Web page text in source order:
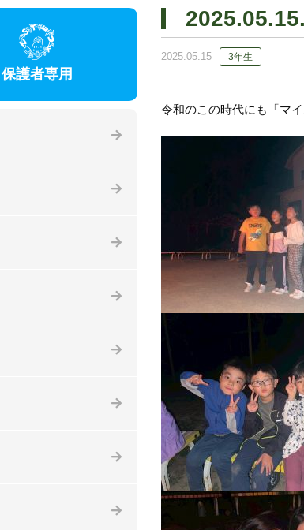
2025.05.15 3年生
令和のこの時代にも「マ
保護者専用